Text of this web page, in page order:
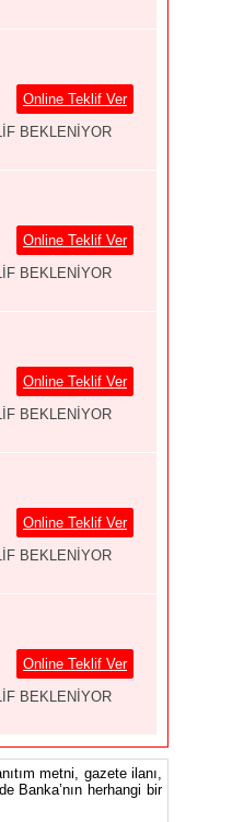
Online Teklif Ver
BEKLENİYOR
Online Teklif Ver
BEKLENİYOR
Online Teklif Ver
BEKLENİYOR
Online Teklif Ver
BEKLENİYOR
Online Teklif Ver
BEKLENİYOR
metni, gazete ilanı,
Banka’nın herhangi bir